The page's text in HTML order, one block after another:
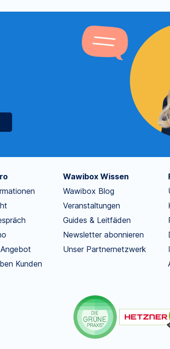
Kunden
Wawibox Wissen
Wawibox Blog
Veranstaltungen
Guides & Leitfäden
Newsletter abonnieren
Unser Partnernetzwerk